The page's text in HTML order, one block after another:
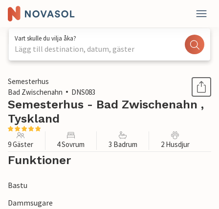
Vart skulle du vilja åka?
Lägg till destination, datum, gäster
1 / 1
Semesterhus
Bad Zwischenahn
DNS083
Semesterhus - Bad Zwischenahn ,
Tyskland
9 Gäster 4 Sovrum 3 Badrum 2 Husdjur
Funktioner
Bastu
Dammsugare